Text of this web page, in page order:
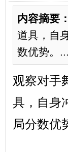
内容摘要：
道具，自
数优势。...
观察对手
具，自身
局分数优